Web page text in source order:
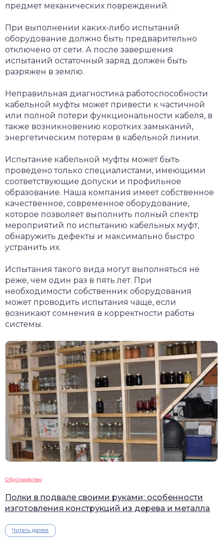
предмет механических повреждений.
При выполнении каких-либо испытаний
оборудование должно быть предварительно
отключено от сети. А после завершения
испытаний остаточный заряд должен быть
разряжен в землю.
Неправильная диагностика работоспособности
кабельной муфты может привести к частичной
или полной потери функциональности кабеля, в
также возникновению коротких замыканий,
энергетическим потерям в кабельной линии.
Испытание кабельной муфты может быть
проведено только специалистами, имеющими
соответствующие допуски и профильное
образование. Наша компания имеет собственное
качественное, современное оборудование,
которое позволяет выполнить полный спектр
мероприятий по испытанию кабельных муфт,
обнаружить дефекты и максимально быстро
устранить их.
Испытания такого вида могут выполняться не
реже, чем один раз в пять лет. При
необходимости собственник оборудования
может проводить испытания чаще, если
возникают сомнения в корректности работы
системы.
Обустройство
Полки в подвале своими руками: особенности
изготовления конструкций из дерева и металла
Читать далее